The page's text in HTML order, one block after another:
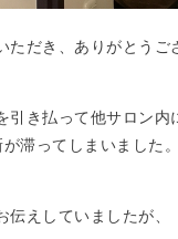
だき、ありがとうご
き払って他サロン内
滞ってしまいました。
えしていましたが、